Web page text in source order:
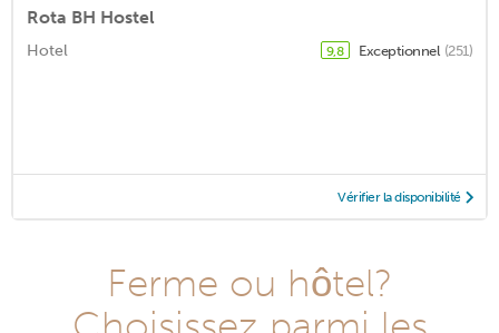
Rota BH Hostel
Hotel 9,8 Exceptionnel (251)
Vérifier la disponibilité
Ferme ou hôtel?